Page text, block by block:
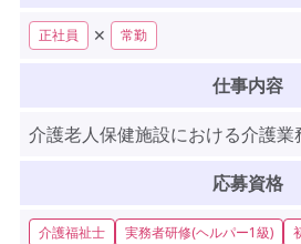
正社員 ✕ 常勤
仕事内容
介護老人保健施設における介護業
応募資格
介護福祉士 実務者研修(ヘルパー1級)